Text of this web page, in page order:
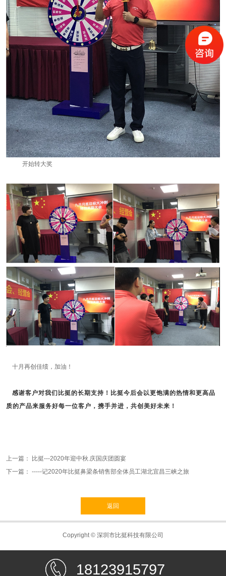
开始转大奖
十月再创佳绩，加油！
感谢客户对我们比挺的长期支持！比挺今后会以更饱满的热情和更高品
质的产品来服务好每一位客户，携手并进，共创美好未来！
上一篇： 比挺---2020年迎中秋.庆国庆团圆宴
下一篇： -----记2020年比挺鼻梁条销售部全体员工湖北宜昌三峡之旅
返回
Copyright © 深圳市比挺科技有限公司
18123915797